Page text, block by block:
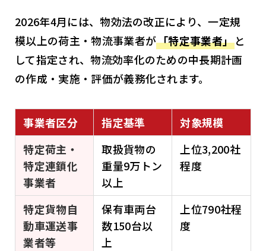
2026年4月には、物効法の改正により、一定規
模以上の荷主・物流事業者が「特定事業者」と
して指定され、物流効率化のための中長期計画
の作成・実施・評価が義務化されます。
事業者区分 指定基準
対象規模
特定荷主・
特定連鎖化
事業者
取扱貨物の
重量9万トン
以上
上位3,200社
程度
特定貨物自
動車運送事
業者等
保有車両台
数150台以
上
上位790社程
度